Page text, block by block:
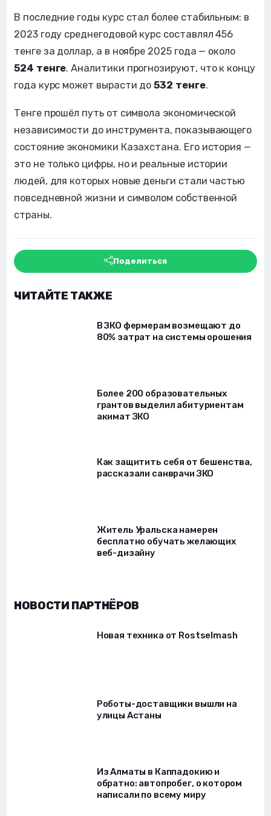
В последние годы курс стал более стабильным: в
2023 году среднегодовой курс составлял 456
тенге за доллар, а в ноябре 2025 года — около
524 тенге. Аналитики прогнозируют, что к концу
года курс может вырасти до532 тенге.
Тенге прошёл путь от символа экономической
независимости до инструмента, показывающего
состояние экономики Казахстана. Его история —
это не только цифры, но и реальные истории
людей, для которых новые деньги стали частью
повседневной жизни и символом собственной
страны.
Поделиться
ЧИТАЙТЕ ТАКЖЕ
В ЗКО фермерам возмещают до
80% затрат на системы орошения
Более 200 образовательных
грантов выделил абитуриентам
акимат ЗКО
Как защитить себя от бешенства,
рассказали санврачи ЗКО
Житель Уральска намерен
бесплатно обучать желающих
веб-дизайну
НОВОСТИ ПАРТНЁРОВ
Новая техника от Rostselmash
Роботы-доставщики вышли на
улицы Астаны
Из Алматы в Каппадокию и
обратно: автопробег, о котором
написали по всему миру